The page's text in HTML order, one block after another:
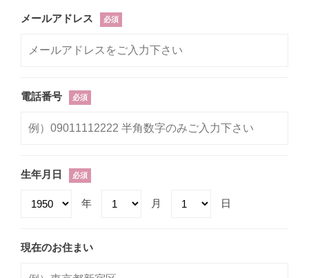
メールアドレス 必須
電話番号 必須
生年月日 必須
年 月 日
現在のお住まい